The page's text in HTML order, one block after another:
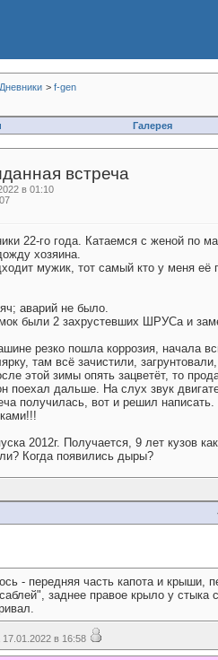
Дневники > f-gen
Галерея
встреча
в 01:10
22-го года. Катаемся с женой
хозяина.
мужик, тот самый кто у меня
аварий не было.
были 2 захрустевших ШРУСа и
резко пошла коррозия, начала
там всё зачистили,
этой зимы опять зацветёт, то
поехал дальше. На слух звук
получилась, вот и решил написать.
2012г. Получается, 9 лет кузов
Когда появились дыры?
- передняя часть капота и
заднее правое крыло у стыка
в 16:58